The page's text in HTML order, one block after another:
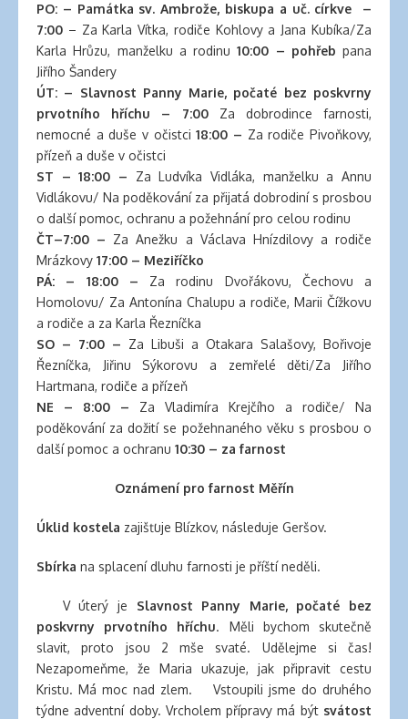
london
clothes
classic
extensions
auckland
clothes
extensions
walmart
PO: – Památka sv. Ambrože, biskupa a uč. církve –
7:00 – Za Karla Vítka, rodiče Kohlovy a Jana Kubíka/Za
Karla Hrůzu, manželku a rodinu10:00 – pohřeb pana
Jiřího Šandery
ÚT: – Slavnost Panny Marie, počaté bez poskvrny
prvotního hříchu – 7:00Za dobrodince farnosti,
nemocné a duše v očistci18:00 – Za rodiče Pivoňkovy,
přízeň a duše v očistci
ST – 18:00 – Za Ludvíka Vidláka, manželku a Annu
Vidlákovu/ Na poděkování za přijatá dobrodiní s prosbou
o další pomoc, ochranu a požehnání pro celou rodinu
ČT–7:00 – Za Anežku a Václava Hnízdilovy a rodiče
Mrázkovy 17:00 – Meziříčko
PÁ: – 18:00 – Za rodinu Dvořákovu, Čechovu a
Homolovu/ Za Antonína Chalupu a rodiče, Marii Čížkovu
a rodiče a za Karla Řezníčka
SO – 7:00 – Za Libuši a Otakara Salašovy, Bořivoje
Řezníčka, Jiřinu Sýkorovu a zemřelé děti/Za Jiřího
Hartmana, rodiče a přízeň
NE – 8:00 – Za Vladimíra Krejčího a rodiče/ Na
poděkování za dožití se požehnaného věku s prosbou o
další pomoc a ochranu 10:30 – za farnost
Oznámení pro farnost Měřín
Úklid kostela zajišťuje Blízkov, následuje Geršov.
Sbírka na splacení dluhu farnosti je příští neděli.
V úterý je Slavnost Panny Marie, počaté bez
poskvrny prvotního hříchu. Měli bychom skutečně
slavit, proto jsou 2 mše svaté. Udělejme si čas!
Nezapomeňme, že Maria ukazuje, jak připravit cestu
Kristu. Má moc nad zlem. Vstoupili jsme do druhého
týdne adventní doby. Vrcholem přípravy má být svátost